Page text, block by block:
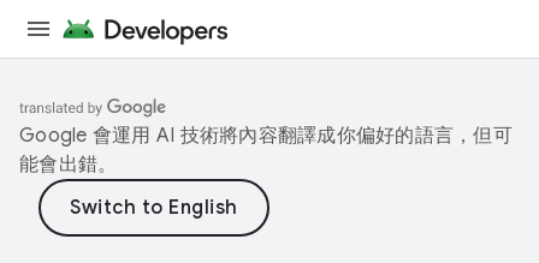
Google 會運用 AI 技術將內容翻譯成你偏好的語言，但可
能會出錯。